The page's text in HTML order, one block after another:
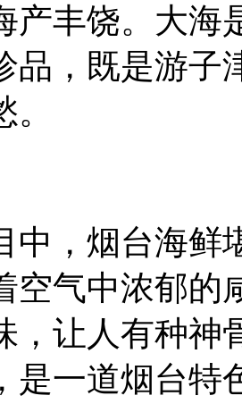
产丰饶。大海
品，既是游子
中，烟台海鲜
空气中浓郁的
，让人有种神
是一道烟台特